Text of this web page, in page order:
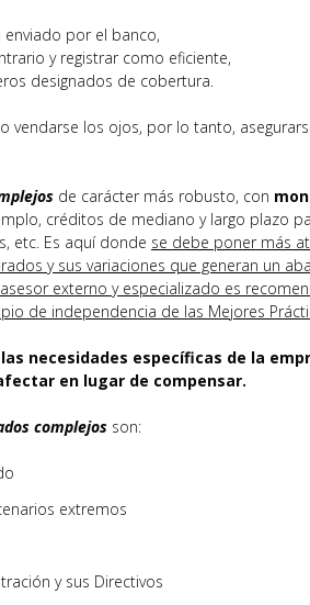
por el banco,
y registrar como eficiente,
designados de cobertura.
los ojos, por lo tanto,
de carácter más robusto, con
créditos de mediano y largo plazo
etc. Es aquí donde se debe poner más
y sus variaciones que generan un
externo y especializado es
de independencia de las Mejores
necesidades específicas de la
en lugar de compensar.
complejos son:
extremos
y sus Directivos